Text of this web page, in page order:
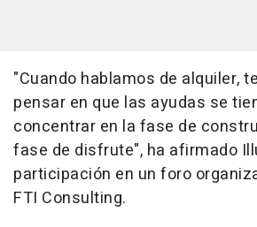
"Cuando hablamos de alquiler,
pensar en que las ayudas se
concentrar en la fase de
fase de disfrute", ha afirmado
participación en un foro
FTI Consulting.